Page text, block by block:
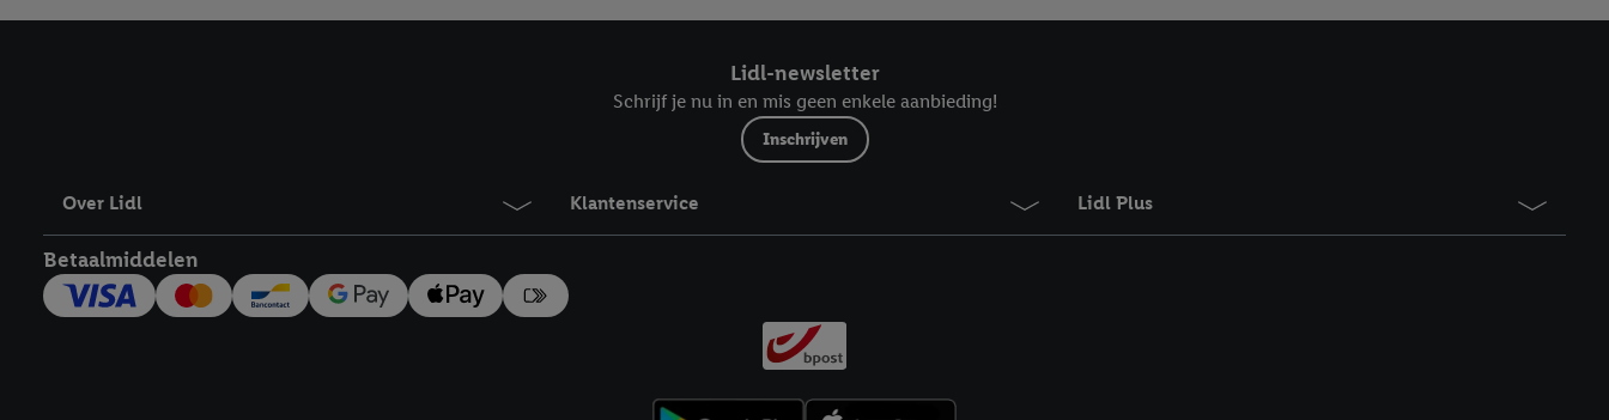
Lidl-newsletter
Schrijf je nu in en mis geen enkele aanbieding!
Inschrijven
Over Lidl Klantenservice Lidl Plus
Betaalmiddelen